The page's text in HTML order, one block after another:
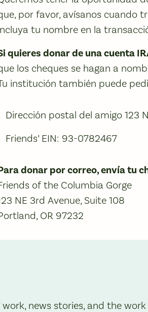
por favor, avísanos cuando
tu nombre en la
quieres donar de una cuenta
los cheques se hagan a
institución también puede
Dirección postal del amigo 123
Friends’ EIN: 93-0782467
donar por correo, envía tu
of the Columbia Gorge
NE 3rd Avenue, Suite 108
OR 97232
news stories, and the